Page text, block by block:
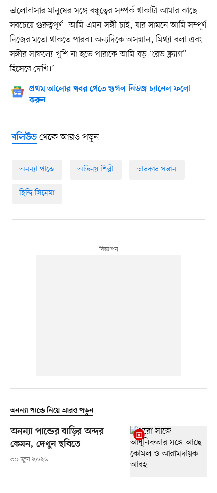
ভালোবাসার মানুষের সঙ্গে বন্ধুত্বের সম্পর্ক থাকাটা আমার কাছে
সবচেয়ে গুরুত্বপূর্ণ। আমি এমন সঙ্গী চাই, যার সামনে আমি সম্পূর্ণ
নিজের মতো থাকতে পারব। অন্যদিকে অসম্মান, মিথ্যা বলা এবং
সঙ্গীর সাফল্যে খুশি না হতে পারাকে আমি বড় “রেড ফ্ল্যাগ”
হিসেবে দেখি।’
প্রথম আলোর খবর পেতে গুগল নিউজ চ্যানেল ফলো
করুন
বলিউডথেকে আরও পড়ুন
অনন্যা পান্ডে অভিনয় শিল্পী তারকার সন্তান
হিন্দি সিনেমা
অনন্যা পান্ডে নিয়ে আরও পড়ুন
অনন্যা পান্ডের বাড়ির অন্দর
কেমন, দেখুন ছবিতে
৩০ জুন ২০২৬